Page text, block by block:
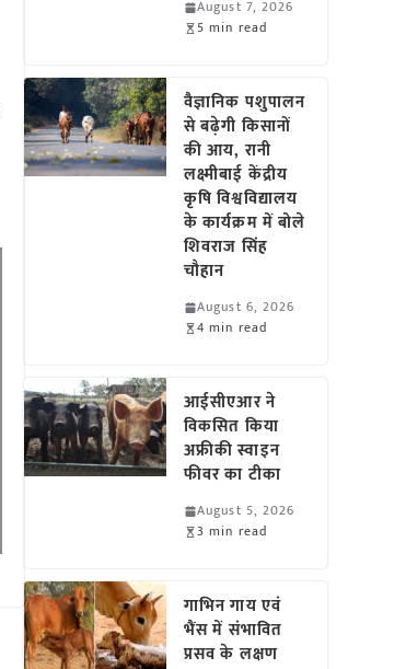
August 7, 2026
5 min read
वैज्ञानिक पशुपालन
से बढ़ेगी किसानों
की आय, रानी
लक्ष्मीबाई केंद्रीय
कृषि विश्वविद्यालय
के कार्यक्रम में बोले
शिवराज सिंह
चौहान
August 6, 2026
4 min read
आईसीएआर ने
विकसित किया
अफ्रीकी स्वाइन
फीवर का टीका
August 5, 2026
3 min read
गाभिन गाय एवं
भैंस में संभावित
प्रसव के लक्षण